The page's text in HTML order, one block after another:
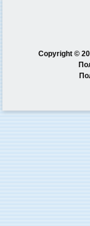
Copyright ©